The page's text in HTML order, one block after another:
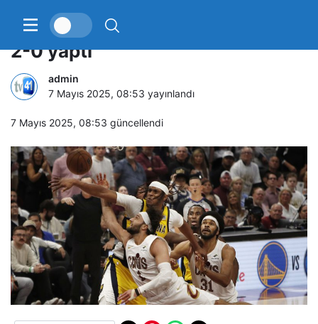
Indiana son saniyede attı, seriyi
2-0 yaptı
admin
7 Mayıs 2025, 08:53 yayınlandı
7 Mayıs 2025, 08:53 güncellendi